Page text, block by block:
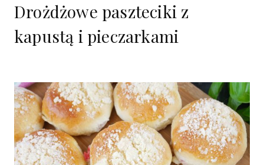
Drożdżowe paszteciki z
kapustą i pieczarkami